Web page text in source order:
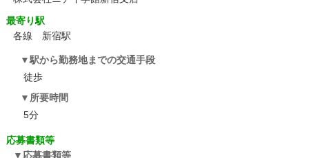
最寄り駅
各線 新宿駅
駅から勤務地までの交通手段
徒歩
所要時間
5分
応募書類等
応募書類等